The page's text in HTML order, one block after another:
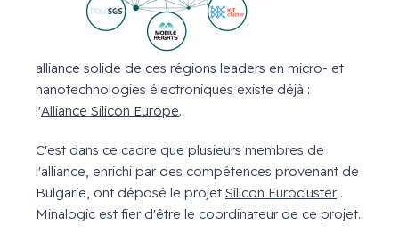
alliance solide de ces régions leaders en micro- et
nanotechnologies électroniques existe déjà :
l'Alliance Silicon Europe.
C'est dans ce cadre que plusieurs membres de
l'alliance, enrichi par des compétences provenant de
Bulgarie, ont déposé le projet Silicon Eurocluster.
Minalogic est fier d'être le coordinateur de ce projet.